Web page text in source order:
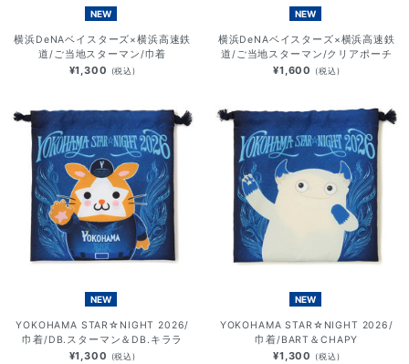
NEW
横浜DeNAベイスターズ×横浜高速鉄
道/ご当地スターマン/巾着
¥1,300 (税込)
NEW
横浜DeNAベイスターズ×横浜高速鉄
道/ご当地スターマン/クリアポーチ
¥1,600 (税込)
NEW
YOKOHAMA STAR☆NIGHT 2026/
巾着/DB.スターマン＆DB.キララ
¥1,300 (税込)
NEW
YOKOHAMA STAR☆NIGHT 2026/
巾着/BART＆CHAPY
¥1,300 (税込)